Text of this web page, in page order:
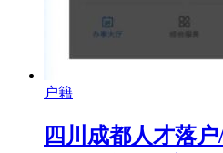
户籍
四川成都人才落